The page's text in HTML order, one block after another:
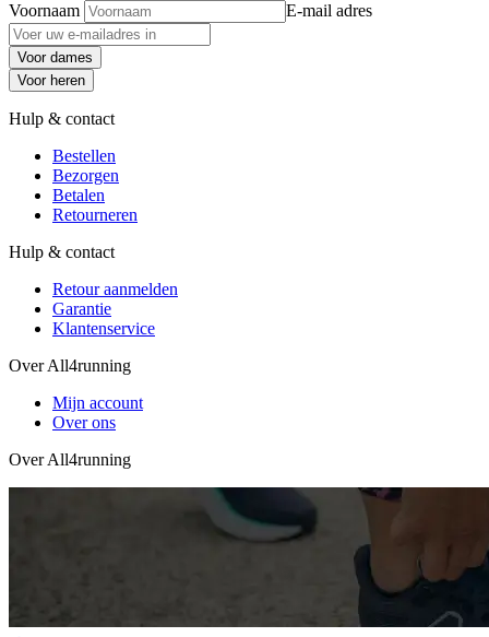
Voornaam E-mail adres
Voor dames
Voor heren
Hulp & contact
Bestellen
Bezorgen
Betalen
Retourneren
Hulp & contact
Retour aanmelden
Garantie
Klantenservice
Over All4running
Mijn account
Over ons
Over All4running